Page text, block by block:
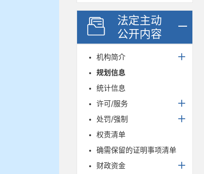
法定主动
公开内容
机构简介
规划信息
统计信息
许可/服务
处罚/强制
权责清单
确需保留的证明事项清单
财政资金